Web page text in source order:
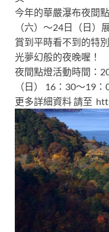
今年的華嚴瀑布夜間
（六）～24日（日）
賞到平時看不到的特
光夢幻般的夜晚喔！
夜間點燈活動時間：
（日） 16：30～19：
更多詳細資料 請至